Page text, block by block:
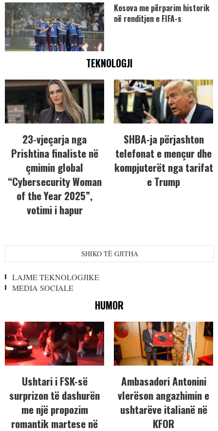
Kosova me përparim historik
në renditjen e FIFA-s
TEKNOLOGJI
23-vjeçarja nga
Prishtina finaliste në
çmimin global
“Cybersecurity Woman
of the Year 2025”,
votimi i hapur
SHBA-ja përjashton
telefonat e mençur dhe
kompjuterët nga tarifat
e Trump
SHIKO TË GJITHA
LAJME TEKNOLOGJIKE
MEDIA SOCIALE
HUMOR
Ushtari i FSK-së
surprizon të dashurën
me një propozim
romantik martese në
Ambasadori Antonini
vlerëson angazhimin e
ushtarëve italianë në
KFOR